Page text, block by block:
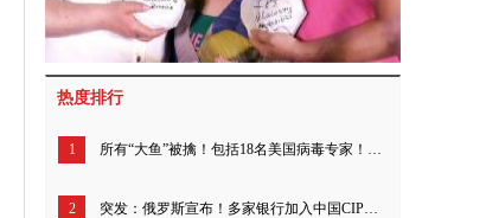
热度排行
1 所有“大鱼”被擒！包括18名美国病毒专家！50多名北约高级军事指挥官！200多名英国现役军官！拜登儿子待查!
2 突发：俄罗斯宣布！多家银行加入中国CIPS系统！